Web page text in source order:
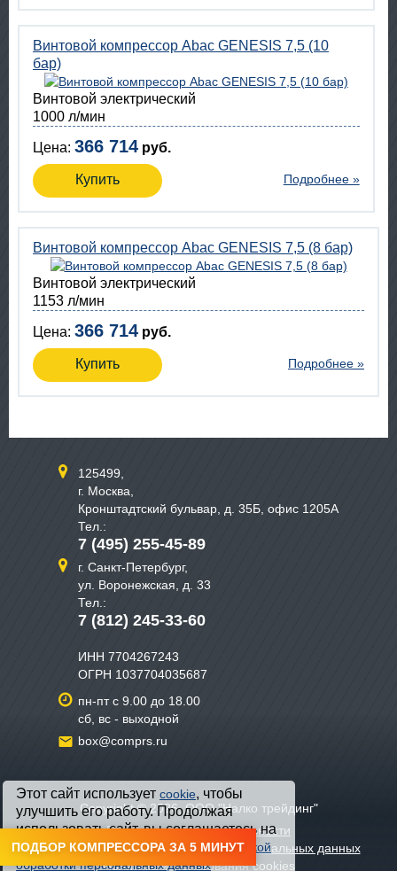
Винтовой компрессор Abac GENESIS 7,5 (10
бар)
Винтовой электрический
1000 л/мин
Цена: 366 714 руб.
Купить Подробнее »
Винтовой компрессор Abac GENESIS 7,5 (8 бар)
Винтовой электрический
1153 л/мин
Цена: 366 714 руб.
Купить Подробнее »
125499,
г. Москва,
Кронштадтский бульвар, д. 35Б, офис 1205А
Тел.:
7 (495) 255-45-89
г. Санкт-Петербург,
ул. Воронежская, д. 33
Тел.:
7 (812) 245-33-60
ИНН 7704267243
ОГРН 1037704035687
пн-пт с 9.00 до 18.00
сб, вс - выходной
box@comprs.ru
Copyright © 2026, ООО "Налко трейдинг"
Политика конфиденциальности
Политика хранения и обработки персональных данных
Политика использования cookies
Этот сайт использует cookie, чтобы
улучшить его работу. Продолжая
использовать сайт, вы соглашаетесь на
обработку файлов cookie и сПолитикой
обработки персональных данных
ПОДБОР КОМПРЕССОРА ЗА 5 МИНУТ